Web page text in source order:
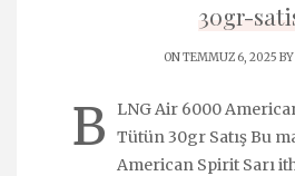
30gr-
ON TEMMUZ 6, 2025 BY
B
LNG Air 6000
Tütün 30gr Satış Bu
American Spirit Sarı